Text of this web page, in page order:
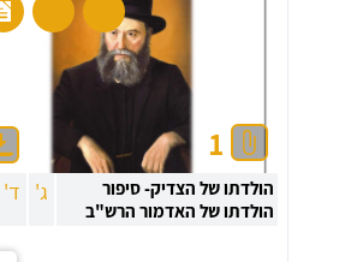
1
הולדתו של הצדיק- סיפור
הולדתו של האדמור הרש"ב
ג' ד'